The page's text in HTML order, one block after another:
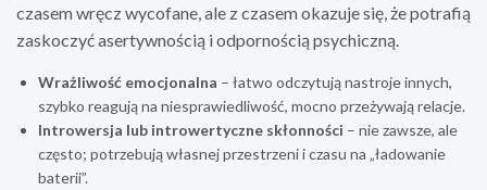
czasem wręcz wycofane, ale z czasem okazuje się, że potrafią
zaskoczyć asertywnością i odpornością psychiczną.
Wrażliwość emocjonalna – łatwo odczytują nastroje innych,
szybko reagują na niesprawiedliwość, mocno przeżywają relacje.
Introwersja lub introwertyczne skłonności – nie zawsze, ale
często; potrzebują własnej przestrzeni i czasu na „ładowanie
baterii”.